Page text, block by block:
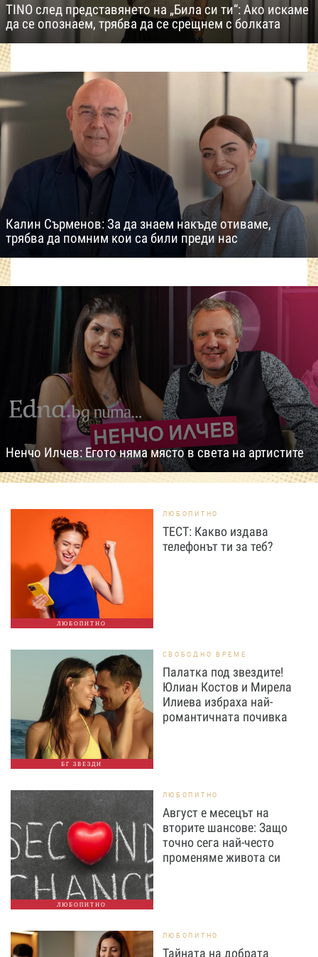
TINO след представянето на „Била си ти“: Ако искаме
да се опознаем, трябва да се срещнем с болката
Калин Сърменов: За да знаем накъде отиваме,
трябва да помним кои са били преди нас
Ненчо Илчев: Егото няма място в света на артистите
ЛЮБОПИТНО
ЛЮБОПИТНО
ТЕСТ: Какво издава
телефонът ти за теб?
БГ ЗВЕЗДИ
СВОБОДНО ВРЕМЕ
Палатка под звездите!
Юлиан Костов и Мирела
Илиева избраха най-
романтичната почивка
ЛЮБОПИТНО
ЛЮБОПИТНО
Август е месецът на
вторите шансове: Защо
точно сега най-често
променяме живота си
ЛЮБОПИТНО
Тайната на добрата